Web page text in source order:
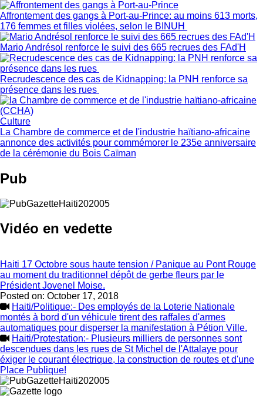
Affrontement des gangs à Port-au-Prince: au moins 613 morts,
176 femmes et filles violées, selon le BINUH
Mario Andrésol renforce le suivi des 665 recrues des FAd'H
Recrudescence des cas de Kidnapping: la PNH renforce sa
présence dans les rues
Culture
La Chambre de commerce et de l'industrie haïtiano-africaine
annonce des activités pour commémorer le 235e anniversaire
de la cérémonie du Bois Caïman
Pub
Vidéo en vedette
Haiti 17 Octobre sous haute tension / Panique au Pont Rouge
au moment du traditionnel dépôt de gerbe fleurs par le
Président Jovenel Moise.
Posted on: October 17, 2018
Haiti/Politique:- Des employés de la Loterie Nationale
montés à bord d'un véhicule tirent des raffales d'armes
automatiques pour disperser la manifestation à Pétion Ville.
Haiti/Protestation:- Plusieurs milliers de personnes sont
descendues dans les rues de St Michel de l'Attalaye pour
éxiger le courant électrique, la construction de routes et d'une
Place Publique!